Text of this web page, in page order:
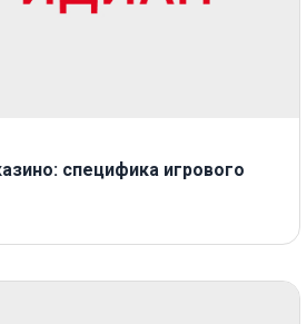
специфика игрового